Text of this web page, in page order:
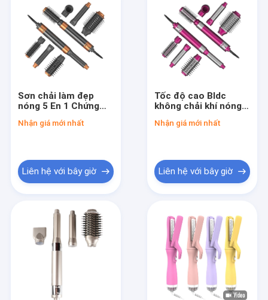
Các sản phẩm
Hướng dẫn VR
Sơn chải làm đẹp
nóng 5 En 1 Chứng
Nhận giá mới nhất
Liên hệ với bây giờ
Tốc độ cao Bldc
không chải khí nóng
110v
Nhận giá mới nhất
Liên hệ với bây giờ